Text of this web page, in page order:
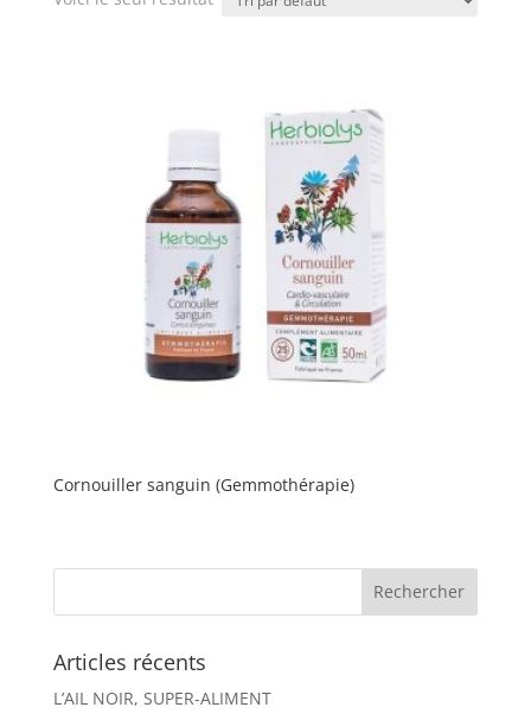
Cornouiller sanguin (Gemmothérapie)
Articles récents
L’AIL NOIR, SUPER-ALIMENT